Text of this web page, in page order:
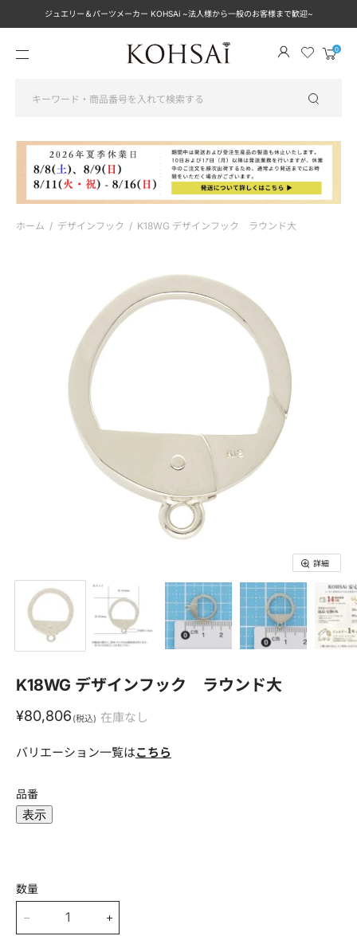
ジュエリー＆パーツメーカー KOHSAi ~法人様から一般のお客様まで歓迎~
氏名(フルネーム) *
ホーム / デザインフック / K18WG デザインフック ラウンド大
詳細
K18WG デザインフック ラウンド大
現在の価格
¥80,806 (税込) 在庫なし
バリエーション一覧はこちら
品番
表示
数量